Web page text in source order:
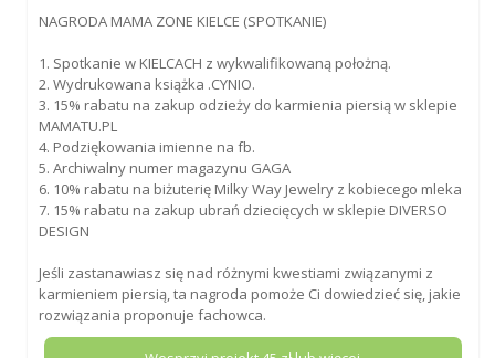
NAGRODA MAMA ZONE KIELCE (SPOTKANIE)
1. Spotkanie w KIELCACH z wykwalifikowaną położną.
2. Wydrukowana książka .CYNIO.
3. 15% rabatu na zakup odzieży do karmienia piersią w sklepie
MAMATU.PL
4. Podziękowania imienne na fb.
5. Archiwalny numer magazynu GAGA
6. 10% rabatu na biżuterię Milky Way Jewelry z kobiecego mleka
7. 15% rabatu na zakup ubrań dziecięcych w sklepie DIVERSO
DESIGN
Jeśli zastanawiasz się nad różnymi kwestiami związanymi z
karmieniem piersią, ta nagroda pomoże Ci dowiedzieć się, jakie
rozwiązania proponuje fachowca.